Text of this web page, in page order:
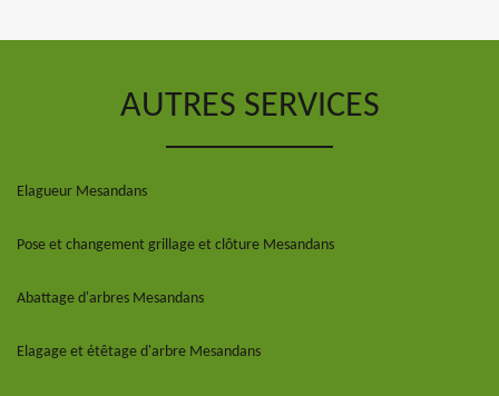
AUTRES SERVICES
Elagueur Mesandans
Pose et changement grillage et clôture Mesandans
Abattage d'arbres Mesandans
Elagage et étêtage d'arbre Mesandans